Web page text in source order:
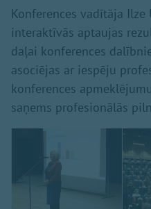
Konferences vadītāja
interaktīvās aptaujas
daļai konferences
asociējas ar iespēju
konferences
saņems profesionālās